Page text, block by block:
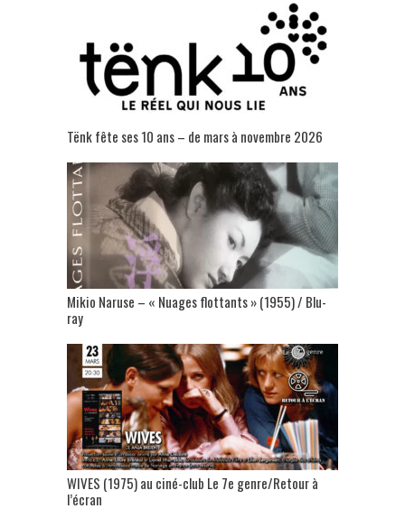
Tënk fête ses 10 ans – de mars à novembre 2026
Mikio Naruse – « Nuages flottants » (1955) / Blu-
ray
WIVES (1975) au ciné-club Le 7e genre/Retour à
l’écran